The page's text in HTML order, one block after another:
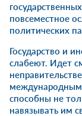
повсеместное
политических
Государство и
слабеют. Идет
способны не
навязывать им